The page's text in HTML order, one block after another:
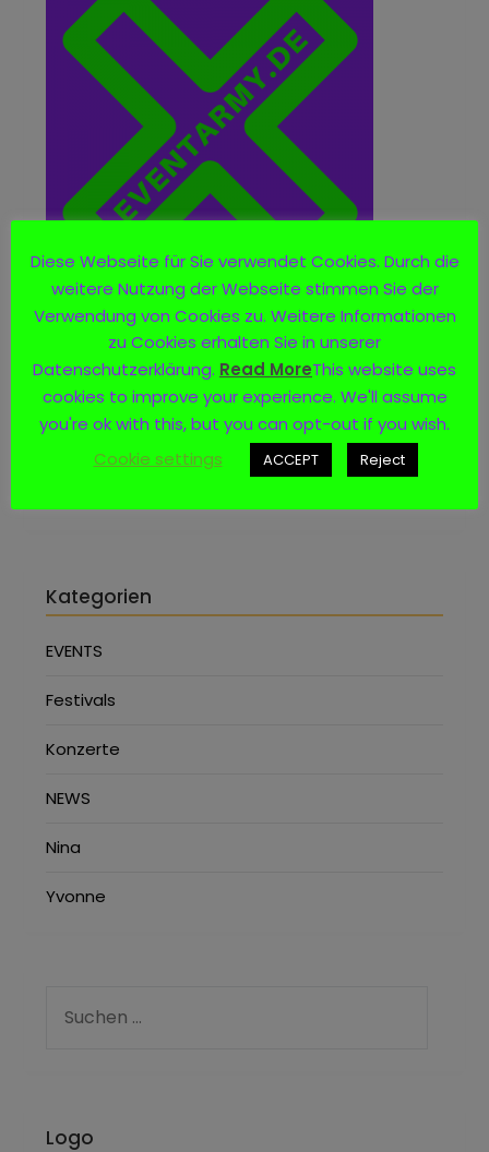
Social Media
Kategorien
EVENTS
Festivals
Konzerte
NEWS
Nina
Yvonne
Logo
Diese Webseite für Sie verwendet Cookies. Durch die
weitere Nutzung der Webseite stimmen Sie der
Verwendung von Cookies zu. Weitere Informationen
zu Cookies erhalten Sie in unserer
Datenschutzerklärung. Read MoreThis website uses
cookies to improve your experience. We'll assume
you're ok with this, but you can opt-out if you wish.
Cookie settings
ACCEPT Reject